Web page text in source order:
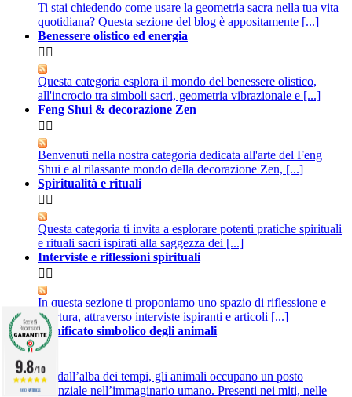
Ti stai chiedendo come usare la geometria sacra nella tua vita
quotidiana? Questa sezione del blog è appositamente [...]
Benessere olistico ed energia
 
Questa categoria esplora il mondo del benessere olistico,
all'incrocio tra simboli sacri, geometria vibrazionale e [...]
Feng Shui & decorazione Zen
 
Benvenuti nella nostra categoria dedicata all'arte del Feng
Shui e al rilassante mondo della decorazione Zen, [...]
Spiritualità e rituali
 
Questa categoria ti invita a esplorare potenti pratiche spirituali
e rituali sacri ispirati alla saggezza dei [...]
Interviste e riflessioni spirituali
 
In questa sezione ti proponiamo uno spazio di riflessione e
apertura, attraverso interviste ispiranti e articoli [...]
Significato simbolico degli animali

Fin dall’alba dei tempi, gli animali occupano un posto
essenziale nell’immaginario umano. Presenti nei miti, nelle
9.8/10
860 RATINGS